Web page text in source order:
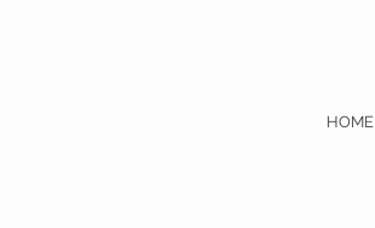
HOME